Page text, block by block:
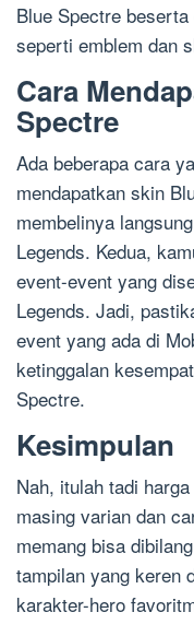
Blue Spectre
seperti emblem dan
Cara
Spectre
Ada beberapa cara
mendapatkan skin
membelinya
Legends. Kedua,
event-event yang
Legends. Jadi,
event yang ada di
ketinggalan
Spectre.
Kesimpulan
Nah, itulah tadi
masing varian dan
memang bisa
tampilan yang keren
karakter-hero